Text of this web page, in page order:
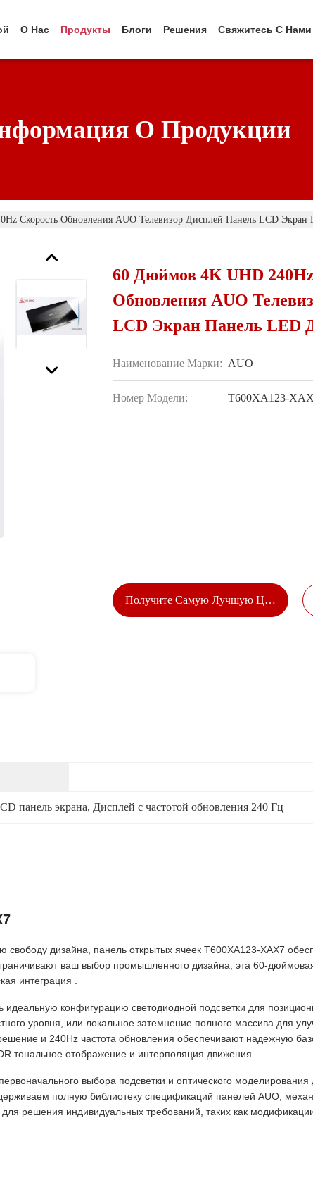
О Нас Продукты Блоги Решения Свяжитесь С Нами
О Продукции
Скорость Обновления AUO Телевизор Дисплей Панель LCD Экран
60 Дюймов 4K UHD
Обновления AUO
LCD Экран Панель LED
Наименование Марки: AUO
Номер Модели: Т600ХА123-
Получите Самую Лучшую Цену
панель экрана, Дисплей с частотой обновления 240 Гц
дизайна, панель открытых ячеек T600XA123-XAX7
ваш выбор промышленного дизайна, эта 60-
интеграция .
конфигурацию светодиодной подсветки для
уровня, или локальное затемнение полного массива для
и 240Hz частота обновления обеспечивают надежную
тональное отображение и интерполяция движения.
выбора подсветки и оптического
полную библиотеку спецификаций панелей AUO,
решения индивидуальных требований, таких как